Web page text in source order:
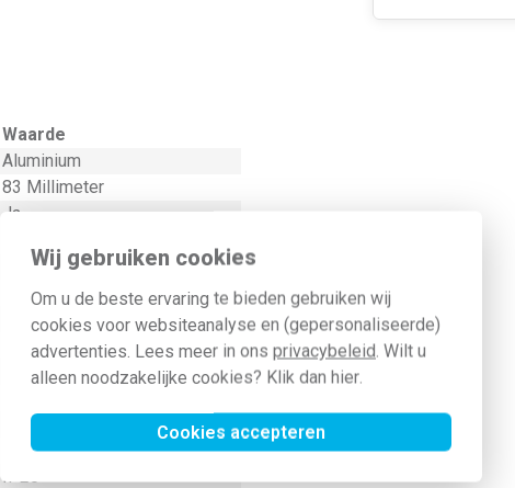
Wij gebruiken cookies
Om u de beste ervaring te bieden gebruiken wij
cookies voor websiteanalyse en (gepersonaliseerde)
advertenties. Lees meer in ons privacybeleid. Wilt u
alleen noodzakelijke cookies? Klik dan hier.
Cookies accepteren
Waarde
Aluminium
83 Millimeter
Ja
Nee
Gelakt
Nee
Thermoplast
Klem-/schroefbevestiging
Horizontaal en verticaal
IP20